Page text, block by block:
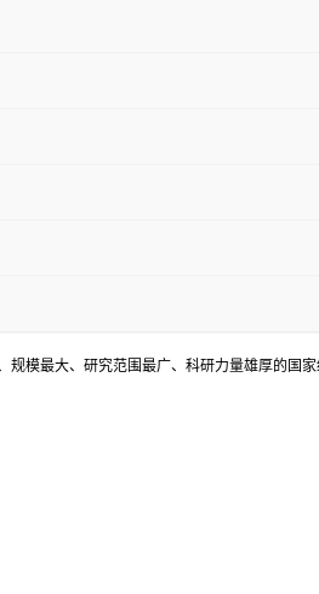
模最大、研究范围最广、科研力量雄厚的国家